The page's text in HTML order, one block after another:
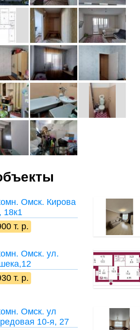
Омск. Кирова
18к1
т. р.
Омск. ул.
т. р.
Омск. ул
10-я, 27